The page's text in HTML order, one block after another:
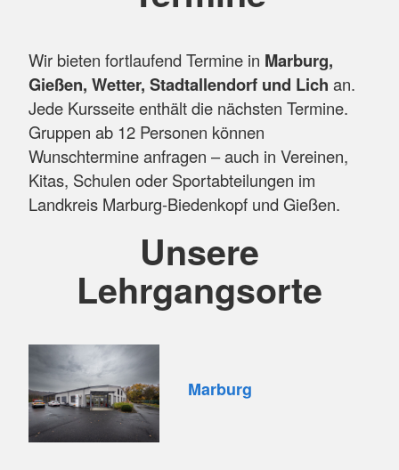
Wir bieten fortlaufend Termine in Marburg,
Gießen, Wetter, Stadtallendorf und Lich an.
Jede Kursseite enthält die nächsten Termine.
Gruppen ab 12 Personen können
Wunschtermine anfragen – auch in Vereinen,
Kitas, Schulen oder Sportabteilungen im
Landkreis Marburg-Biedenkopf und Gießen.
Unsere
Lehrgangsorte
Marburg